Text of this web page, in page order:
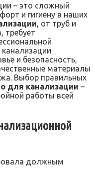
– это сложный
и гигиену в наших
, от труб и
требует
и безопасность,
материалы
Выбор правильных
для канализации –
работы всей
должным